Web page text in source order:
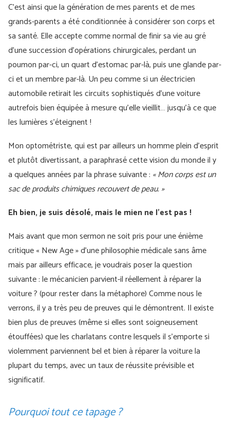
C’est ainsi que la génération de mes parents et de mes
grands-parents a été conditionnée à considérer son corps et
sa santé. Elle accepte comme normal de finir sa vie au gré
d’une succession d’opérations chirurgicales, perdant un
poumon par-ci, un quart d’estomac par-là, puis une glande par-
ci et un membre par-là. Un peu comme si un électricien
automobile retirait les circuits sophistiqués d’une voiture
autrefois bien équipée à mesure qu’elle vieillit… jusqu’à ce que
les lumières s’éteignent !
Mon optométriste, qui est par ailleurs un homme plein d’esprit
et plutôt divertissant, a paraphrasé cette vision du monde il y
a quelques années par la phrase suivante : « Mon corps est un
sac de produits chimiques recouvert de peau. »
Eh bien, je suis désolé, mais le mien ne l’est pas !
Mais avant que mon sermon ne soit pris pour une énième
critique « New Age » d’une philosophie médicale sans âme
mais par ailleurs efficace, je voudrais poser la question
suivante : le mécanicien parvient-il réellement à réparer la
voiture ? (pour rester dans la métaphore) Comme nous le
verrons, il y a très peu de preuves qui le démontrent. Il existe
bien plus de preuves (même si elles sont soigneusement
étouffées) que les charlatans contre lesquels il s’emporte si
violemment parviennent bel et bien à réparer la voiture la
plupart du temps, avec un taux de réussite prévisible et
significatif.
Pourquoi tout ce tapage ?